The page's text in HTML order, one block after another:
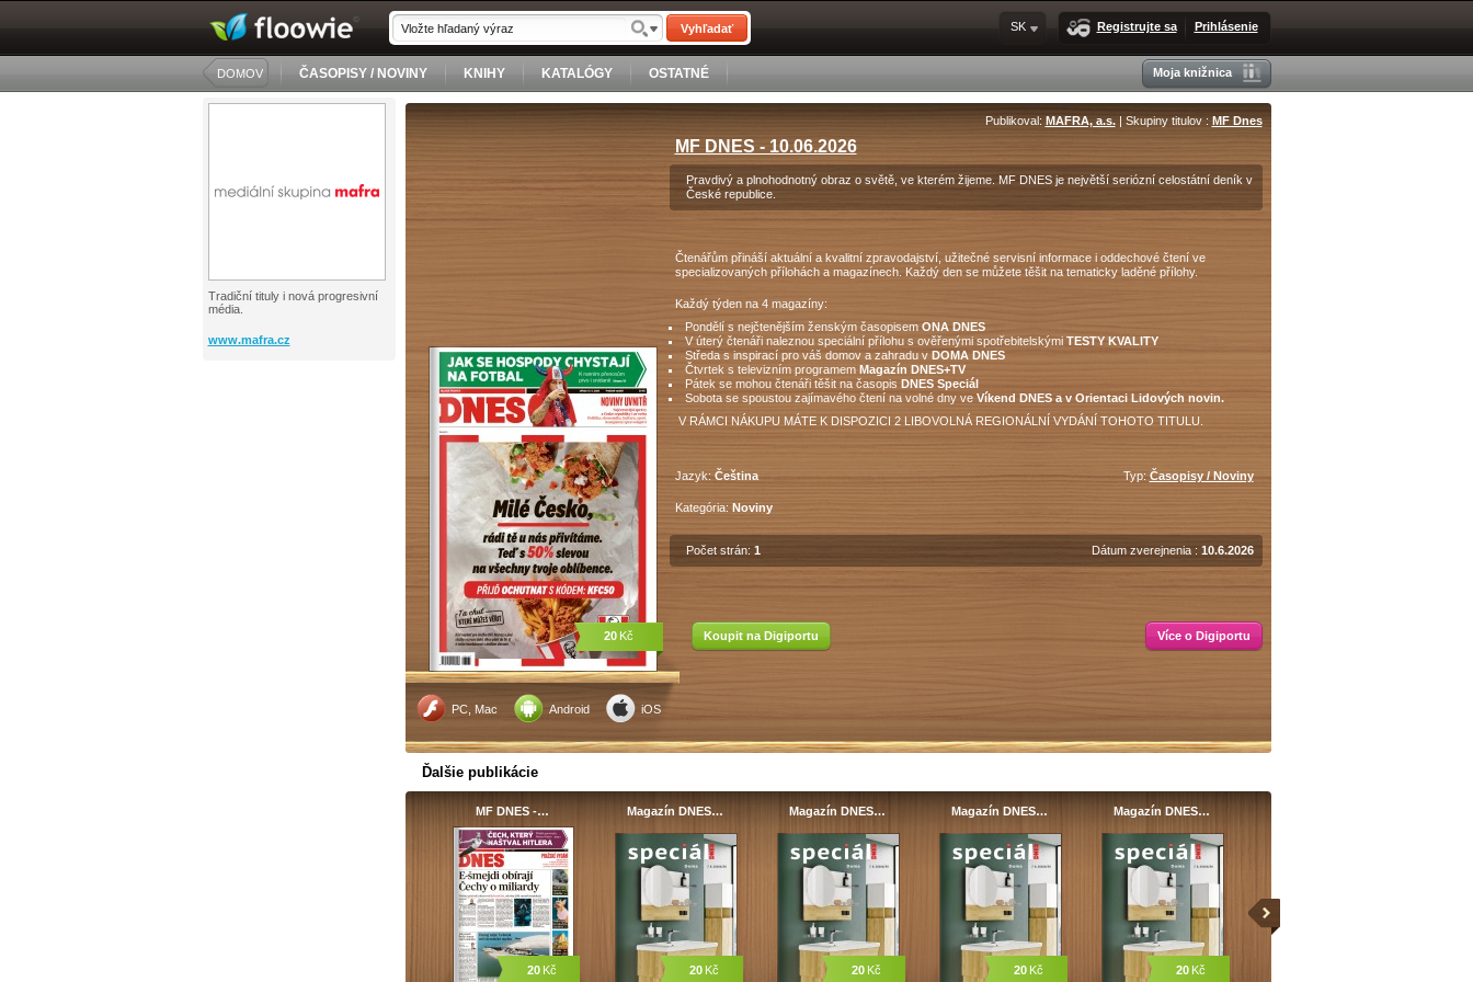
Vyhľadať Registrujte sa Prihlásenie
SK
DOMOV ČASOPISY / NOVINY KNIHY KATALÓGY OSTATNÉ Moja knižnica
Tradiční tituly i nová progresivní
média.
www.mafra.cz
PC, Mac Android iOS
20 Kč
Publikoval: MAFRA, a.s.| Skupiny titulov : MF Dnes
MF DNES - 10.06.2026
Pravdivý a plnohodnotný obraz o světě, ve kterém žijeme. MF DNES je největší seriózní celostátní deník v
České republice.
Čtenářům přináší aktuální a kvalitní zpravodajství, užitečné servisní informace i oddechové čtení ve
specializovaných přílohách a magazínech. Každý den se můžete těšit na tematicky laděné přílohy.
Každý týden na 4 magazíny:
Pondělí s nejčtenějším ženským časopisem ONA DNES
V úterý čtenáři naleznou speciální přílohu s ověřenými spotřebitelskými TESTY KVALITY
Středa s inspirací pro váš domov a zahradu vDOMA DNES
Čtvrtek s televizním programem Magazín DNES+TV
Pátek se mohou čtenáři těšit na časopis DNES Speciál
Sobota se spoustou zajímavého čtení na volné dny veVíkend DNES a v Orientaci Lidových novin.
V RÁMCI NÁKUPU MÁTE K DISPOZICI 2 LIBOVOLNÁ REGIONÁLNÍ VYDÁNÍ TOHOTO TITULU.
Jazyk:Čeština Typ: Časopisy / Noviny
Kategória: Noviny
Počet strán: 1 Dátum zverejnenia : 10.6.2026
Koupit na Digiportu Více o Digiportu
Ďalšie publikácie
MF DNES -…
20Kč
Magazín DNES…
20 Kč
Magazín DNES…
20 Kč
Magazín DNES…
20 Kč
Magazín DNES…
20 Kč